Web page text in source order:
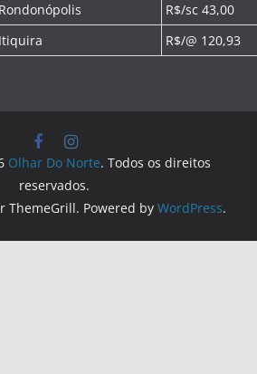
Rondonópolis
R$/sc 43,00
Itiquira R$/@ 120,93
Olhar Do Norte. Todos os direitos
reservados.
ThemeGrill. Powered by WordPress.